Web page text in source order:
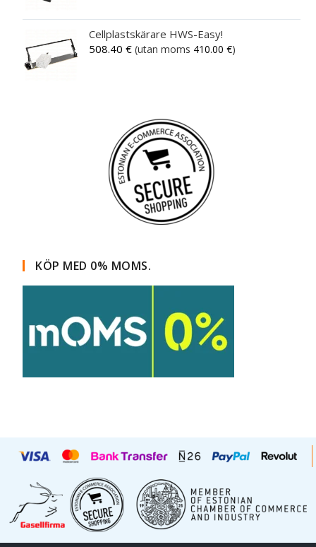
Cellplastskärare HWS-Easy!
508.40€ (utan moms 410.00€)
KÖP MED 0% MOMS.